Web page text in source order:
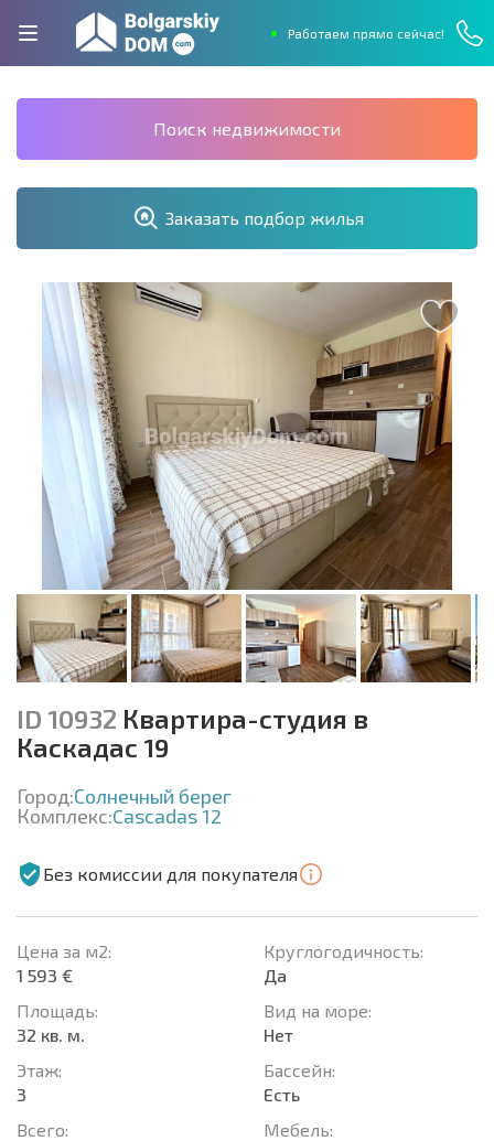
Работаем прямо сейчас!
Поиск недвижимости
Заказать подбор жилья
ID 10932 Квартира-студия в
Каскадас 19
Город:Солнечный берег
Комплекс:Cascadas 12
Без комиссии для покупателя
Цена за м2:
1 593 €
Площадь:
32 кв. м.
Этаж:
3
Всего:
Круглогодичность:
Да
Вид на море:
Нет
Басcейн:
Есть
Мебель: